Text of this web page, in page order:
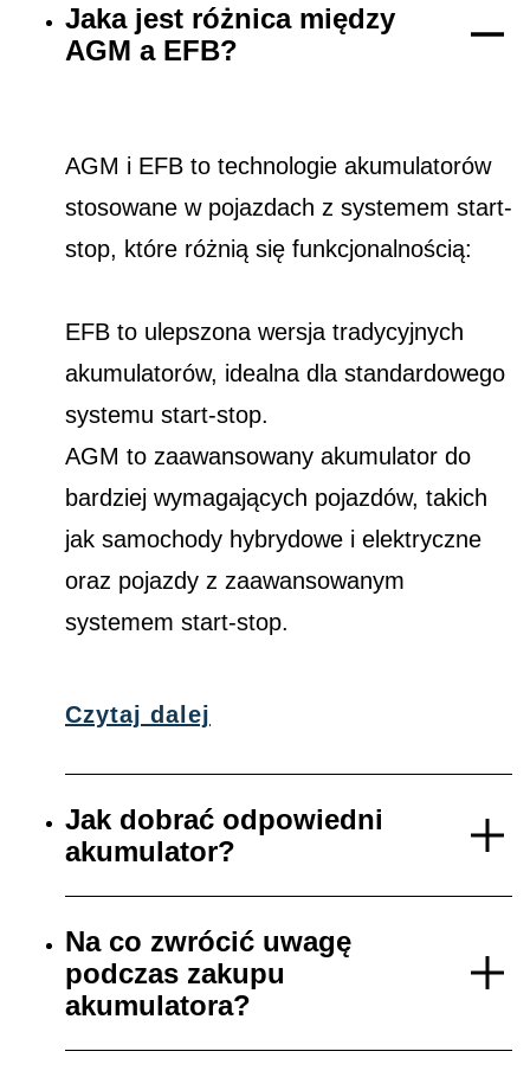
Jaka jest różnica między
AGM a EFB?
AGM i EFB to technologie akumulatorów
stosowane w pojazdach z systemem start-
stop, które różnią się funkcjonalnością:
EFB to ulepszona wersja tradycyjnych
akumulatorów, idealna dla standardowego
systemu start-stop.
AGM to zaawansowany akumulator do
bardziej wymagających pojazdów, takich
jak samochody hybrydowe i elektryczne
oraz pojazdy z zaawansowanym
systemem start-stop.
Czytaj dalej
Jak dobrać odpowiedni
akumulator?
Na co zwrócić uwagę
podczas zakupu
akumulatora?